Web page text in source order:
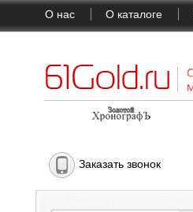
О нас О каталоге
Заказать звонок